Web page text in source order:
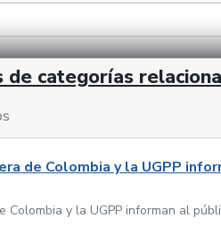
categorías
de Colombia y la UGPP
Colombia y la UGPP informan al